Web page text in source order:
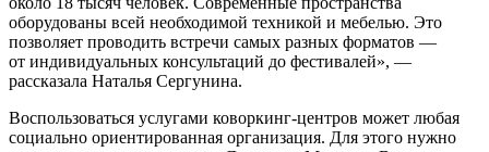
оборудованы всей необходимой техникой и мебелью. Это
позволяет проводить встречи самых разных форматов —
от индивидуальных консультаций до фестивалей», —
рассказала Наталья Сергунина.
Воспользоваться услугами коворкинг-центров может любая
социально ориентированная организация. Для этого нужно